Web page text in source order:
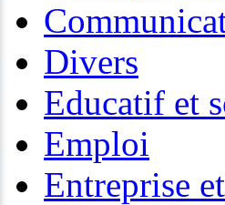
Divers
Educatif et
Emploi
Entreprise